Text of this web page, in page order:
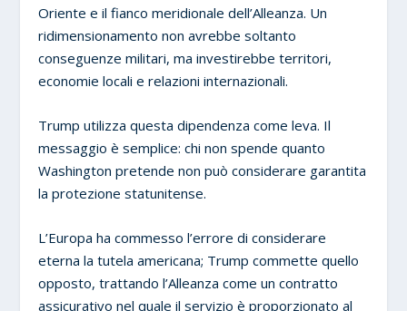
Oriente e il fianco meridionale dell’Alleanza. Un
ridimensionamento non avrebbe soltanto
conseguenze militari, ma investirebbe territori,
economie locali e relazioni internazionali.
Trump utilizza questa dipendenza come leva. Il
messaggio è semplice: chi non spende quanto
Washington pretende non può considerare garantita
la protezione statunitense.
L’Europa ha commesso l’errore di considerare
eterna la tutela americana; Trump commette quello
opposto, trattando l’Alleanza come un contratto
assicurativo nel quale il servizio è proporzionato al